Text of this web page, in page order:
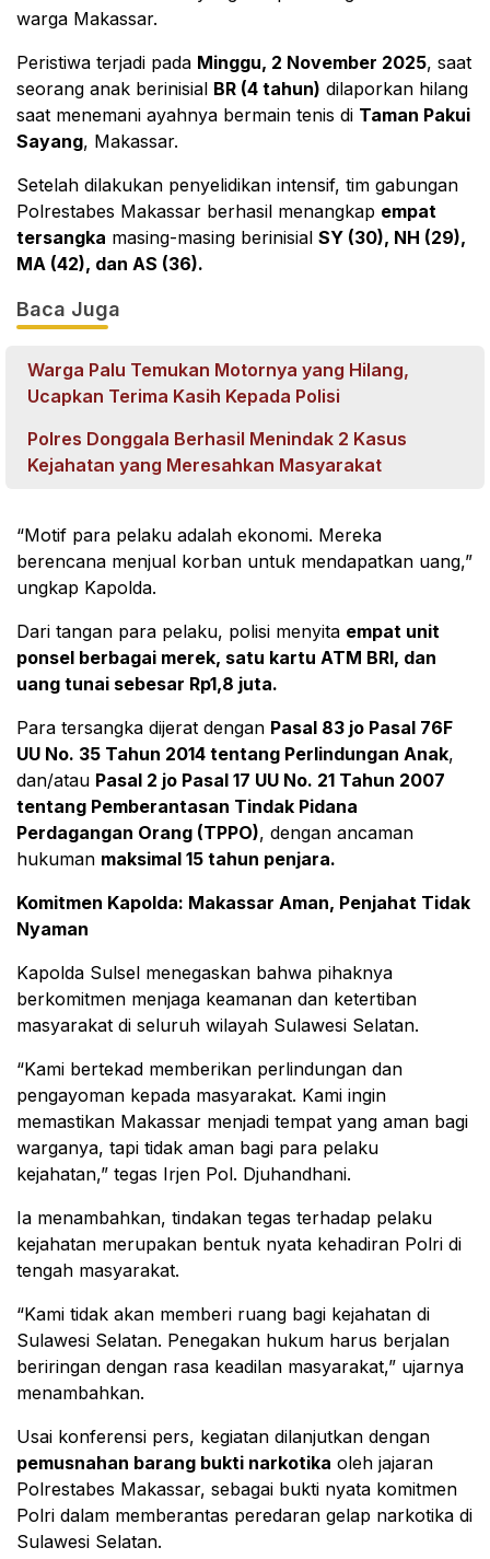
warga Makassar.
Peristiwa terjadi pada Minggu, 2 November 2025, saat
seorang anak berinisial BR (4 tahun) dilaporkan hilang
saat menemani ayahnya bermain tenis di Taman Pakui
Sayang, Makassar.
Setelah dilakukan penyelidikan intensif, tim gabungan
Polrestabes Makassar berhasil menangkap empat
tersangka masing-masing berinisial SY (30), NH (29),
MA (42), dan AS (36).
Baca Juga
Warga Palu Temukan Motornya yang Hilang,
Ucapkan Terima Kasih Kepada Polisi
Polres Donggala Berhasil Menindak 2 Kasus
Kejahatan yang Meresahkan Masyarakat
“Motif para pelaku adalah ekonomi. Mereka
berencana menjual korban untuk mendapatkan uang,”
ungkap Kapolda.
Dari tangan para pelaku, polisi menyita empat unit
ponsel berbagai merek, satu kartu ATM BRI, dan
uang tunai sebesar Rp1,8 juta.
Para tersangka dijerat dengan Pasal 83 jo Pasal 76F
UU No. 35 Tahun 2014 tentang Perlindungan Anak,
dan/atau Pasal 2 jo Pasal 17 UU No. 21 Tahun 2007
tentang Pemberantasan Tindak Pidana
Perdagangan Orang (TPPO), dengan ancaman
hukuman maksimal 15 tahun penjara.
Komitmen Kapolda: Makassar Aman, Penjahat Tidak
Nyaman
Kapolda Sulsel menegaskan bahwa pihaknya
berkomitmen menjaga keamanan dan ketertiban
masyarakat di seluruh wilayah Sulawesi Selatan.
“Kami bertekad memberikan perlindungan dan
pengayoman kepada masyarakat. Kami ingin
memastikan Makassar menjadi tempat yang aman bagi
warganya, tapi tidak aman bagi para pelaku
kejahatan,” tegas Irjen Pol. Djuhandhani.
Ia menambahkan, tindakan tegas terhadap pelaku
kejahatan merupakan bentuk nyata kehadiran Polri di
tengah masyarakat.
“Kami tidak akan memberi ruang bagi kejahatan di
Sulawesi Selatan. Penegakan hukum harus berjalan
beriringan dengan rasa keadilan masyarakat,” ujarnya
menambahkan.
Usai konferensi pers, kegiatan dilanjutkan dengan
pemusnahan barang bukti narkotika oleh jajaran
Polrestabes Makassar, sebagai bukti nyata komitmen
Polri dalam memberantas peredaran gelap narkotika di
Sulawesi Selatan.